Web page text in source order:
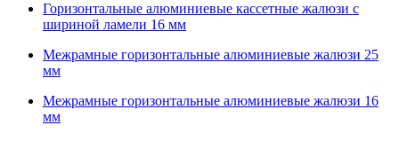
Горизонтальные алюминиевые кассетные жалюзи с
шириной ламели 16 мм
Межрамные горизонтальные алюминиевые жалюзи 25
мм
Межрамные горизонтальные алюминиевые жалюзи 16
мм